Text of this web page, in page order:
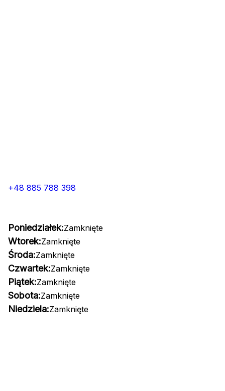
+48 885 788 398
Poniedziałek:Zamknięte
Wtorek:Zamknięte
Środa:Zamknięte
Czwartek:Zamknięte
Piątek:Zamknięte
Sobota:Zamknięte
Niedziela:Zamknięte